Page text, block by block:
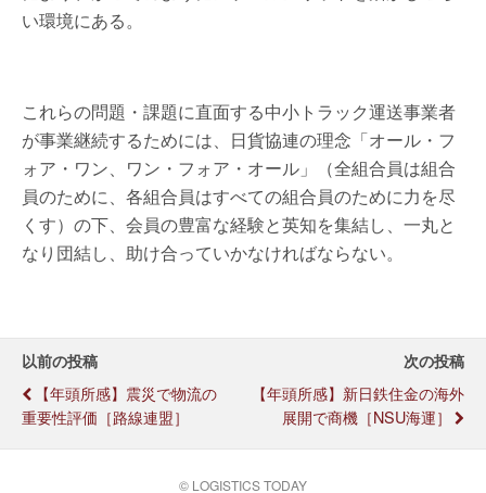
い環境にある。
これらの問題・課題に直面する中小トラック運送事業者
が事業継続するためには、日貨協連の理念「オール・フ
ォア・ワン、ワン・フォア・オール」（全組合員は組合
員のために、各組合員はすべての組合員のために力を尽
くす）の下、会員の豊富な経験と英知を集結し、一丸と
なり団結し、助け合っていかなければならない。
以前の投稿
【年頭所感】震災で物流の
重要性評価［路線連盟］
次の投稿
【年頭所感】新日鉄住金の海外
展開で商機［NSU海運］
© LOGISTICS TODAY